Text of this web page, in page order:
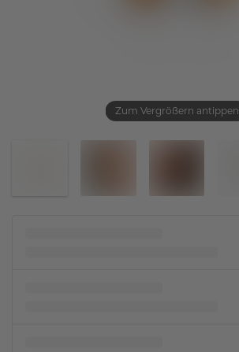
Zum Vergrößern antippen